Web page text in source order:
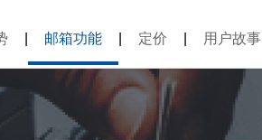
邮箱功能 定价 用户故事